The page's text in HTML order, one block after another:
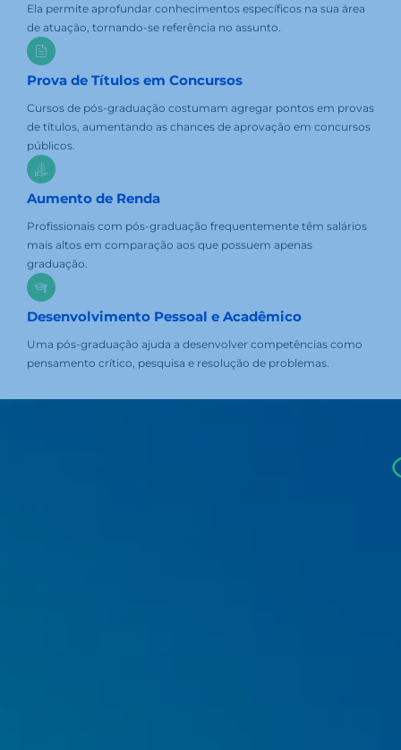
Ela permite aprofundar conhecimentos específicos na sua área
de atuação, tornando-se referência no assunto.
Prova de Títulos em Concursos
Cursos de pós-graduação costumam agregar pontos em provas
de títulos, aumentando as chances de aprovação em concursos
públicos.
Aumento de Renda
Profissionais com pós-graduação frequentemente têm salários
mais altos em comparação aos que possuem apenas
graduação.
Desenvolvimento Pessoal e Acadêmico
Uma pós-graduação ajuda a desenvolver competências como
pensamento crítico, pesquisa e resolução de problemas.